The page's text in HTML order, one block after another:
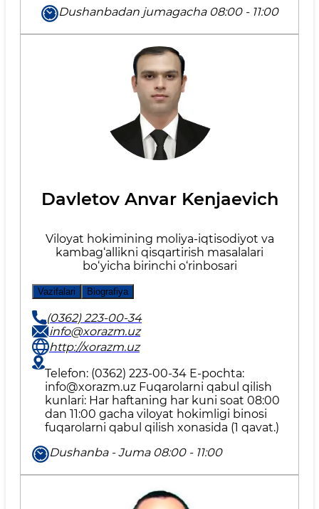
Dushanbadan jumagacha 08:00 - 11:00
Davletov Anvar Kenjaevich
Viloyat hokimining moliya-iqtisodiyot va
kambag‘allikni qisqartirish masalalari
bo‘yicha birinchi o‘rinbosari
Vazifalari Biografiya
(0362) 223-00-34
info@xorazm.uz
http://xorazm.uz
Telefon: (0362) 223-00-34 E-pochta:
info@xorazm.uz Fuqarolarni qabul qilish
kunlari: Har haftaning har kuni soat 08:00
dan 11:00 gacha viloyat hokimligi binosi
fuqarolarni qabul qilish xonasida (1 qavat.)
Dushanba - Juma 08:00 - 11:00